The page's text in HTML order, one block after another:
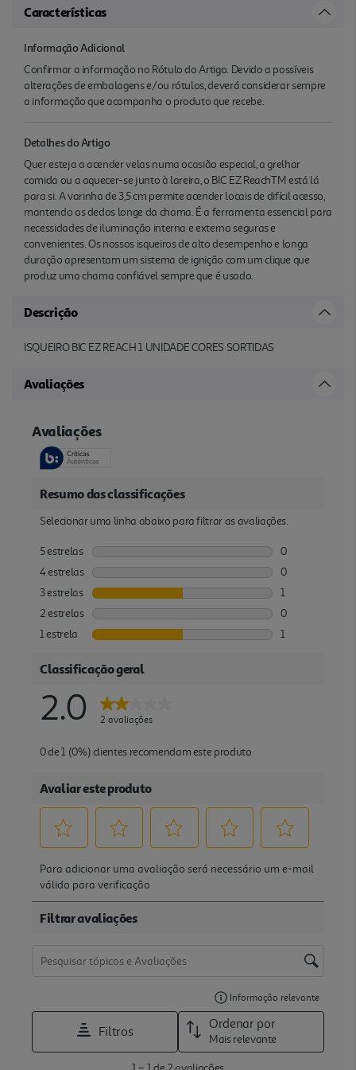
Características
Informação Adicional
Confirmar a informação no Rótulo do Artigo. Devido a possíveis
alterações de embalagens e/ou rótulos, deverá considerar sempre
a informação que acompanha o produto que recebe.
Detalhes do Artigo
Quer esteja a acender velas numa ocasião especial, a grelhar
comida ou a aquecer-se junto à lareira, o BIC EZ ReachTM está lá
para si. A varinha de 3,5 cm permite acender locais de difícil acesso,
mantendo os dedos longe da chama. É a ferramenta essencial para
necessidades de iluminação interna e externa seguras e
convenientes. Os nossos isqueiros de alto desempenho e longa
duração apresentam um sistema de ignição com um clique que
produz uma chama confiável sempre que é usado.
Descrição
ISQUEIRO BIC EZ REACH 1 UNIDADE CORES SORTIDAS
Avaliações